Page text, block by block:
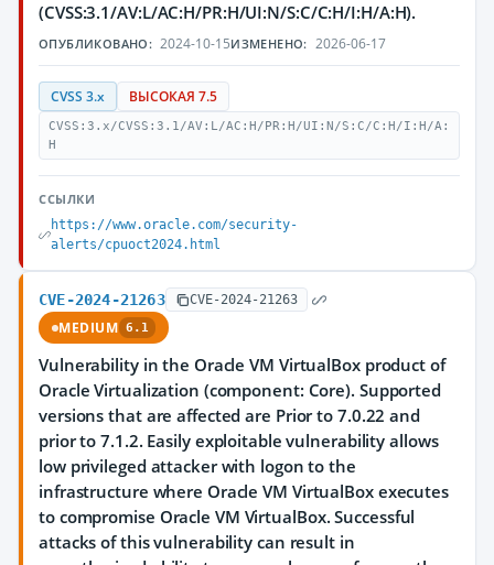
(CVSS:3.1/AV:L/AC:H/PR:H/UI:N/S:C/C:H/I:H/A:H).
ОПУБЛИКОВАНО: 2024-10-15ИЗМЕНЕНО: 2026-06-17
CVSS 3.x ВЫСОКАЯ 7.5
CVSS:3.x/CVSS:3.1/AV:L/AC:H/PR:H/UI:N/S:C/C:H/I:H/A:
H
ССЫЛКИ
https://www.oracle.com/security-
alerts/cpuoct2024.html
CVE-2024-21263 CVE-2024-21263
MEDIUM 6.1
Vulnerability in the Oracle VM VirtualBox product of
Oracle Virtualization (component: Core). Supported
versions that are affected are Prior to 7.0.22 and
prior to 7.1.2. Easily exploitable vulnerability allows
low privileged attacker with logon to the
infrastructure where Oracle VM VirtualBox executes
to compromise Oracle VM VirtualBox. Successful
attacks of this vulnerability can result in